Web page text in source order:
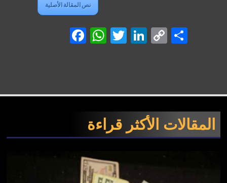
نص المقالة الأصلية
Facebook
WhatsApp
Twitter
LinkedIn
Copy
المقالات الأكثر قراءة